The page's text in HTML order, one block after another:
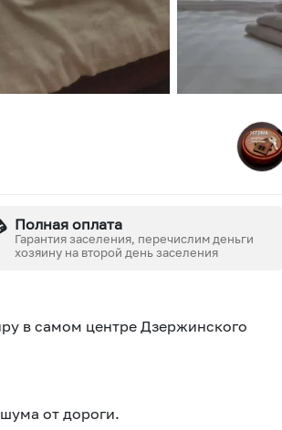
Полная оплата
Гарантия заселения, перечислим деньги
хозяину на второй день заселения
в самом центре Дзержинского
от дороги.